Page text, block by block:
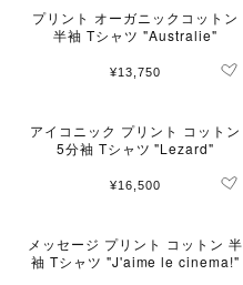
プリント オーガニックコットン
半袖 Tシャツ "Australie"
¥13,750
アイコニック プリント コットン
5分袖 Tシャツ "Lezard"
¥16,500
メッセージ プリント コットン 半
袖 Tシャツ "J'aime le cinema!"